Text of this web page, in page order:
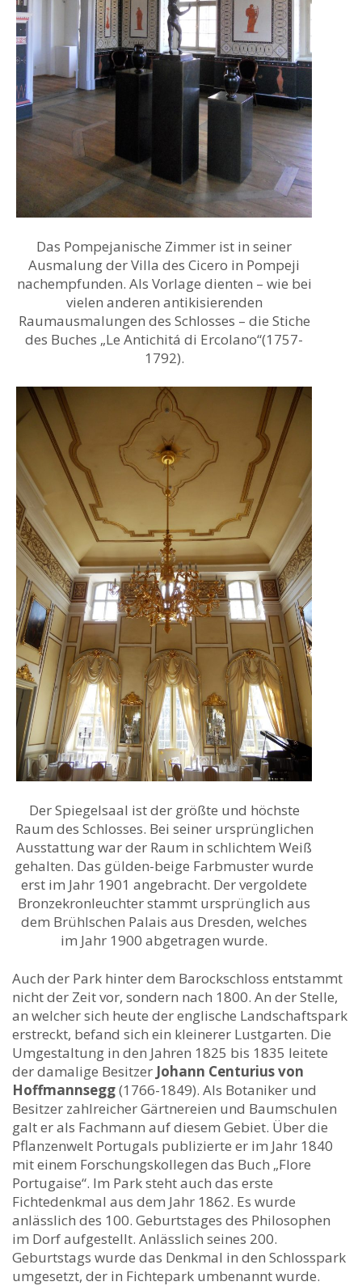
Das Pompejanische Zimmer ist in seiner
Ausmalung der Villa des Cicero in Pompeji
nachempfunden. Als Vorlage dienten – wie bei
vielen anderen antikisierenden
Raumausmalungen des Schlosses – die Stiche
des Buches „Le Antichitá di Ercolano“(1757-
1792).
Der Spiegelsaal ist der größte und höchste
Raum des Schlosses. Bei seiner ursprünglichen
Ausstattung war der Raum in schlichtem Weiß
gehalten. Das gülden-beige Farbmuster wurde
erst im Jahr 1901 angebracht. Der vergoldete
Bronzekronleuchter stammt ursprünglich aus
dem Brühlschen Palais aus Dresden, welches
im Jahr 1900 abgetragen wurde.
Auch der Park hinter dem Barockschloss entstammt
nicht der Zeit vor, sondern nach 1800. An der Stelle,
an welcher sich heute der englische Landschaftspark
erstreckt, befand sich ein kleinerer Lustgarten. Die
Umgestaltung in den Jahren 1825 bis 1835 leitete
der damalige Besitzer Johann Centurius von
Hoffmannsegg(1766-1849). Als Botaniker und
Besitzer zahlreicher Gärtnereien und Baumschulen
galt er als Fachmann auf diesem Gebiet. Über die
Pflanzenwelt Portugals publizierte er im Jahr 1840
mit einem Forschungskollegen das Buch „Flore
Portugaise“. Im Park steht auch das erste
Fichtedenkmal aus dem Jahr 1862. Es wurde
anlässlich des 100. Geburtstages des Philosophen
im Dorf aufgestellt. Anlässlich seines 200.
Geburtstags wurde das Denkmal in den Schlosspark
umgesetzt, der in Fichtepark umbenannt wurde.